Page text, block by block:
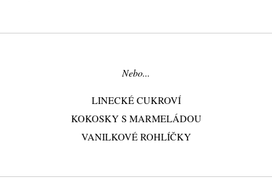
Nebo...
LINECKÉ CUKROVÍ
KOKOSKY S MARMELÁDOU
VANILKOVÉ ROHLÍČKY